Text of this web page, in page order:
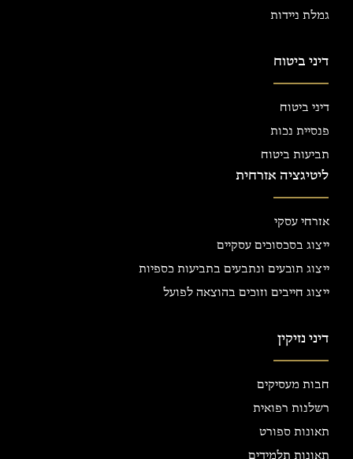
גמלת ניידות
דיני ביטוח
דיני ביטוח
פנסיית נכות
תביעות ביטוח
ליטיגציה אזרחית
אזרחי עסקי
ייצוג בסכסוכים עסקיים
ייצוג תובעים ונתבעים בתביעות כספיות
ייצוג חייבים וזוכים בהוצאה לפועל
דיני נזיקין
חבות מעסיקים
רשלנות רפואית
תאונות ספורט
תאונות תלמידים